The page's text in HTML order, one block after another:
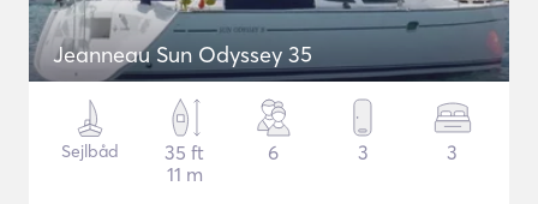
Jeanneau Sun Odyssey 35
Sejlbåd
35 ft
11 m
6 3 3